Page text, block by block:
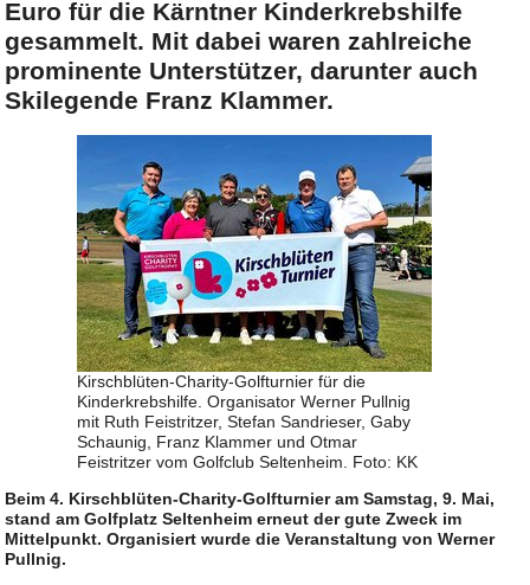
Euro für die Kärntner Kinderkrebshilfe
gesammelt. Mit dabei waren zahlreiche
prominente Unterstützer, darunter auch
Skilegende Franz Klammer.
Kirschblüten-Charity-Golfturnier für die
Kinderkrebshilfe. Organisator Werner Pullnig
mit Ruth Feistritzer, Stefan Sandrieser, Gaby
Schaunig, Franz Klammer und Otmar
Feistritzer vom Golfclub Seltenheim. Foto: KK
Beim 4. Kirschblüten-Charity-Golfturnier am Samstag, 9. Mai,
stand am Golfplatz Seltenheim erneut der gute Zweck im
Mittelpunkt. Organisiert wurde die Veranstaltung von Werner
Pullnig.